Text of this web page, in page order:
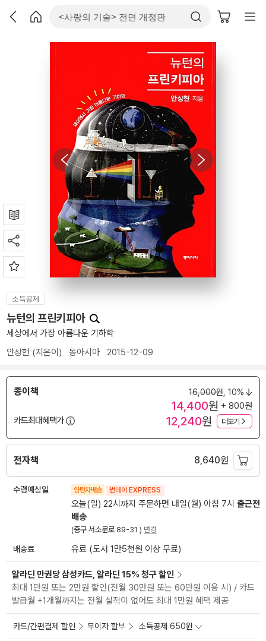
소득공제
뉴턴의 프린키피아
세상에서 가장 아름다운 기하학
안상현 (지은이) 동아시아 2015-12-09
종이책 16,000원, 10%
14,400원 + 800원
카드최대혜택가
12,240원 더보기
전자책 8,640원
수령예상일 양탄자배송 썬데이 EXPRESS
오늘(일) 22시까지 주문하면 내일(월) 아침 7시 출근전
배송
(중구 서소문로 89-31 ) 변경
배송료 유료 (도서 1만5천원 이상 무료)
알라딘 만권당 삼성카드, 알라딘 15% 청구 할인
최대 1만원 또는 2만원 할인(전월 30만원 또는 60만원 이용 시) / 카드
발급월 +1개월까지는 전월 실적이 없어도 최대 1만원 혜택 제공
카드/간편결제 할인 무이자 할부 소득공제 650원